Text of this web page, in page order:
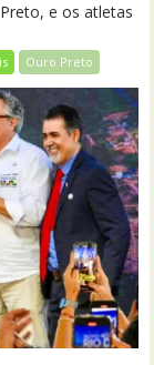
e os atletas
Ouro Preto